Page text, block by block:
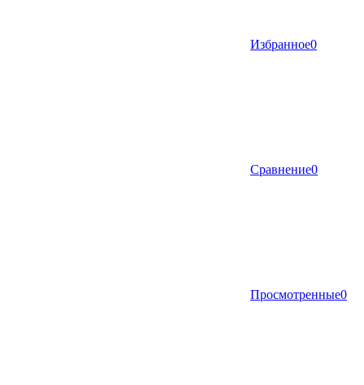
Избранное0
Сравнение0
Просмотренные0